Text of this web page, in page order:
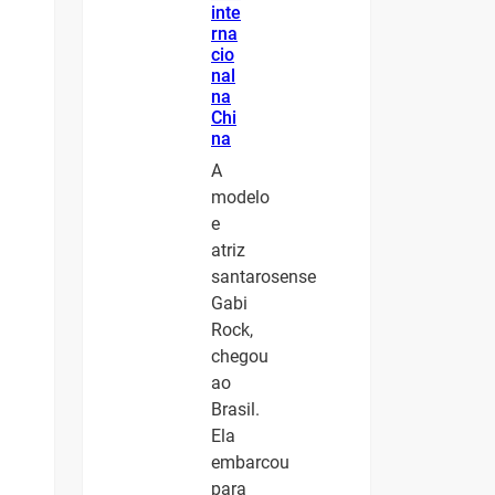
inte
rna
cio
nal
na
Chi
na
A
modelo
e
atriz
santarosense
Gabi
Rock,
chegou
ao
Brasil.
Ela
embarcou
para